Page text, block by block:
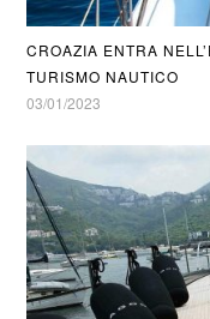
CROAZIA ENTRA
TURISMO NAUTICO
03/01/2023